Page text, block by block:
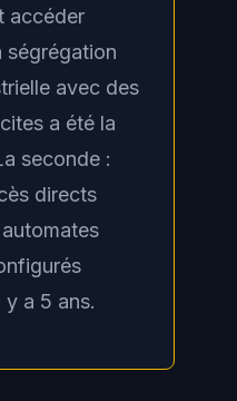
accéder
ségrégation
avec des
a été la
seconde :
directs
a 5 ans.